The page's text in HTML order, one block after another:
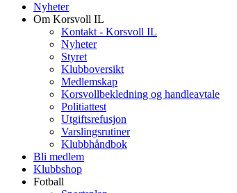
Nyheter
Om Korsvoll IL
Kontakt - Korsvoll IL
Nyheter
Styret
Klubboversikt
Medlemskap
Korsvollbekledning og handleavtale
Politiattest
Utgiftsrefusjon
Varslingsrutiner
Klubbhåndbok
Bli medlem
Klubbshop
Fotball